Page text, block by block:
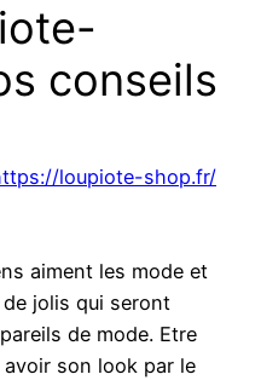
conseils
loupiote-shop.fr/
aiment les mode et
jolis qui seront
de mode. Etre
son look par le